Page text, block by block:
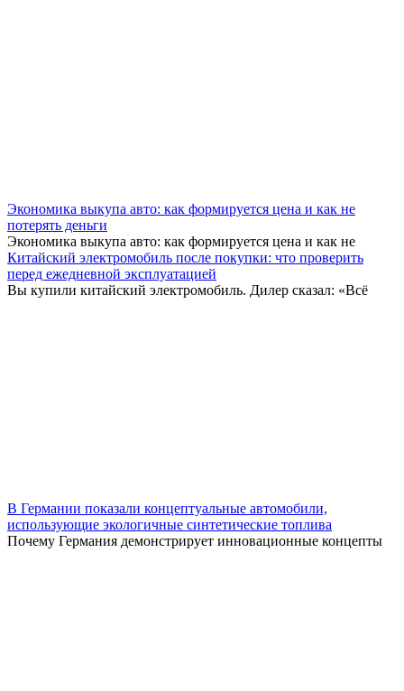
Экономика выкупа авто: как формируется цена и как не
потерять деньги
Экономика выкупа авто: как формируется цена и как не
Китайский электромобиль после покупки: что проверить
перед ежедневной эксплуатацией
Вы купили китайский электромобиль. Дилер сказал: «Всё
В Германии показали концептуальные автомобили,
использующие экологичные синтетические топлива
Почему Германия демонстрирует инновационные концепты